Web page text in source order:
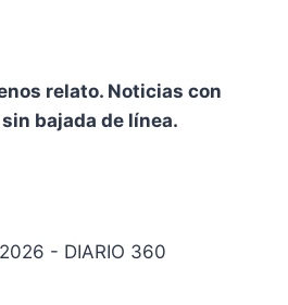
relato. Noticias con
bajada de línea.
- DIARIO 360